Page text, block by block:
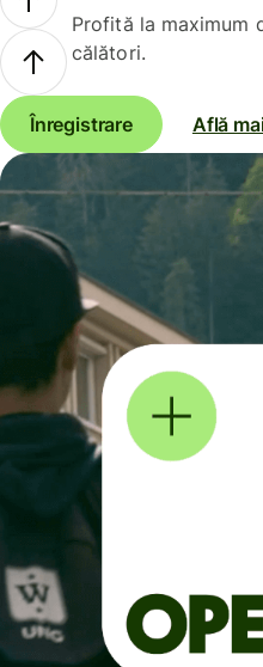
Profită la maximum
călători.
Înregistrare Află